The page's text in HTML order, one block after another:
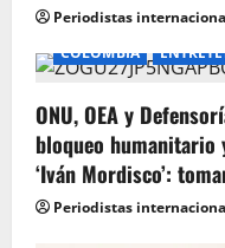
Periodistas
COLOMBIA
ONU, OEA y
bloqueo
‘Iván Mordisco’:
Periodistas